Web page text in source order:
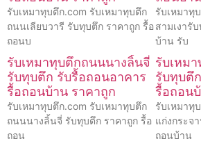
รับเหมาทุบตึก.com รับเหมาทุบตึก
ถนนเลียบวารี รับทุบตึก ราคาถูก รื้อ
ถอนบ
รับเหมาทุ
สามเงารั
บ้าน รับ
รับเหมาทุบตึกถนนนางลิ้นจี่
รับทุบตึก รับรื้อถอนอาคาร
รื้อถอนบ้าน ราคาถูก
รับเหมาทุบตึก.com รับเหมาทุบตึก
ถนนนางลิ้นจี่ รับทุบตึก ราคาถูก รื้อ
ถอน
รับเหม
รับทุบตึ
รื้อถอน
รับเหมาทุ
แก่งกระจ
ถอนบ้าน